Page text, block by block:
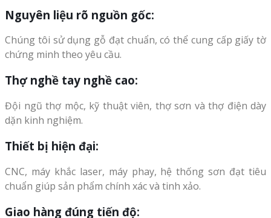
Nguyên liệu rõ nguồn gốc:
Chúng tôi sử dụng gỗ đạt chuẩn, có thể cung cấp giấy tờ
chứng minh theo yêu cầu.
Thợ nghề tay nghề cao:
Đội ngũ thợ mộc, kỹ thuật viên, thợ sơn và thợ điện dày
dặn kinh nghiệm.
Thiết bị hiện đại:
CNC, máy khắc laser, máy phay, hệ thống sơn đạt tiêu
chuẩn giúp sản phẩm chính xác và tinh xảo.
Giao hàng đúng tiến độ: